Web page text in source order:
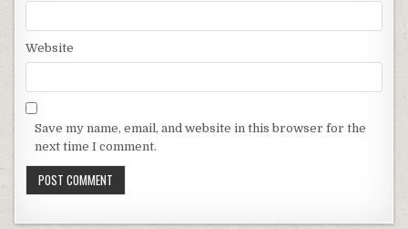
Website
Save my name, email, and website in this browser for the
next time I comment.